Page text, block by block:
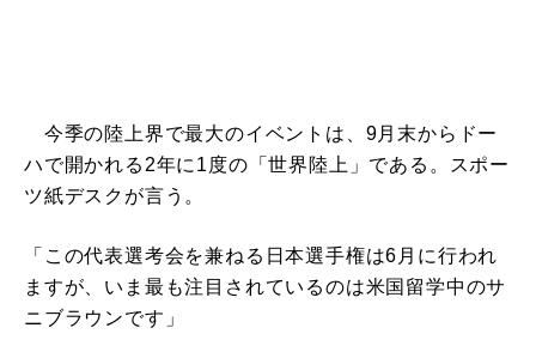
今季の陸上界で最大のイベントは、9月末からドー
ハで開かれる2年に1度の「世界陸上」である。スポー
ツ紙デスクが言う。
「この代表選考会を兼ねる日本選手権は6月に行われ
ますが、いま最も注目されているのは米国留学中のサ
ニブラウンです」